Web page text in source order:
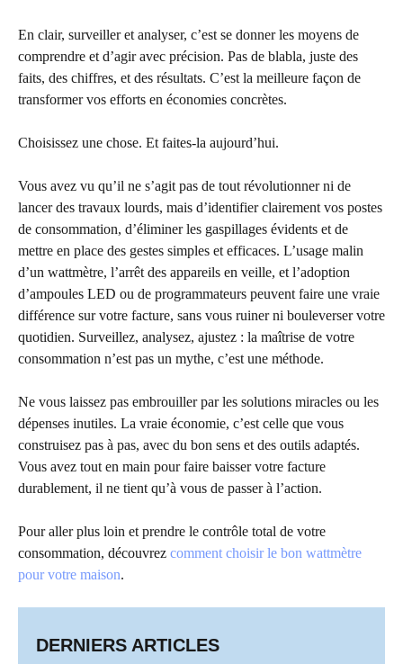
En clair, surveiller et analyser, c’est se donner les moyens de
comprendre et d’agir avec précision. Pas de blabla, juste des
faits, des chiffres, et des résultats. C’est la meilleure façon de
transformer vos efforts en économies concrètes.
Choisissez une chose. Et faites-la aujourd’hui.
Vous avez vu qu’il ne s’agit pas de tout révolutionner ni de
lancer des travaux lourds, mais d’identifier clairement vos postes
de consommation, d’éliminer les gaspillages évidents et de
mettre en place des gestes simples et efficaces. L’usage malin
d’un wattmètre, l’arrêt des appareils en veille, et l’adoption
d’ampoules LED ou de programmateurs peuvent faire une vraie
différence sur votre facture, sans vous ruiner ni bouleverser votre
quotidien. Surveillez, analysez, ajustez : la maîtrise de votre
consommation n’est pas un mythe, c’est une méthode.
Ne vous laissez pas embrouiller par les solutions miracles ou les
dépenses inutiles. La vraie économie, c’est celle que vous
construisez pas à pas, avec du bon sens et des outils adaptés.
Vous avez tout en main pour faire baisser votre facture
durablement, il ne tient qu’à vous de passer à l’action.
Pour aller plus loin et prendre le contrôle total de votre
consommation, découvrez comment choisir le bon wattmètre
pour votre maison.
DERNIERS ARTICLES